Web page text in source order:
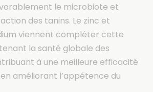
le microbiote et
des tanins. Le zinc et
viennent compléter cette
la santé globale des
à une meilleure efficacité
améliorant l’appétence du